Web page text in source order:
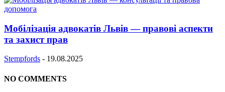
Мобілізація адвокатів Львів — правові аспекти
та захист прав
Stempfords - 19.08.2025
NO COMMENTS